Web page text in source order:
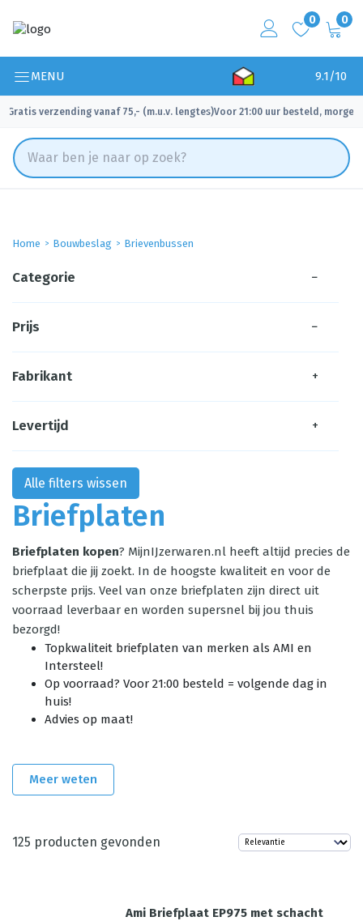
0 0
MENU 9.1/10
Gratis verzending vanaf 75,- (m.u.v. lengtes)
✓ Voor 21:00 uur besteld, morgen
Home Bouwbeslag Brievenbussen
Briefplaten
Briefplaten kopen? MijnIJzerwaren.nl heeft altijd precies de
briefplaat die jij zoekt. In de hoogste kwaliteit en voor de
scherpste prijs. Veel van onze briefplaten zijn direct uit
voorraad leverbaar en worden supersnel bij jou thuis
bezorgd!
Topkwaliteit briefplaten van merken als AMI en
Intersteel!
Op voorraad? Voor 21:00 besteld = volgende dag in
huis!
Advies op maat!
Meer weten
125 producten gevonden
Ami Briefplaat EP975 met schacht
Categorie −
Prijs −
Fabrikant +
Levertijd +
Alle filters wissen